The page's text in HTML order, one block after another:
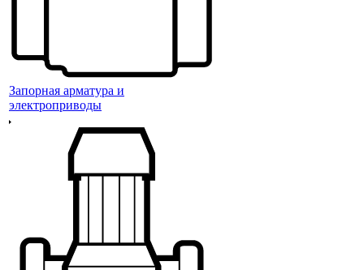
Запорная арматура и
электроприводы